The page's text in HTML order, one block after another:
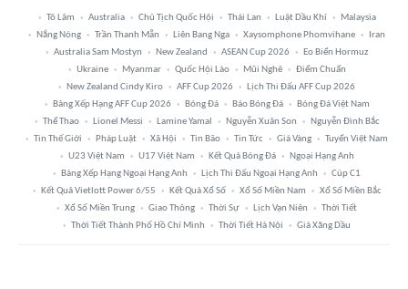
Tô Lâm Australia Chủ Tịch Quốc Hội Thái Lan Luật Dầu Khí
Malaysia
Nắng Nóng
Trần Thanh Mẫn Liên Bang Nga Xaysomphone Phomvihane
Iran
Australia Sam Mostyn
New Zealand ASEAN Cup 2026
Eo Biển Hormuz
Ukraine
Myanmar Quốc Hội Lào Mũi Nghê
Điểm Chuẩn
New Zealand Cindy Kiro
AFF Cup 2026
Lịch Thi Đấu AFF Cup 2026
Bảng Xếp Hạng AFF Cup 2026
Bóng Đá Báo Bóng Đá
Bóng Đá Việt Nam
Thể Thao
Lionel Messi Lamine Yamal Nguyễn Xuân Son
Nguyễn Đình Bắc
Tin Thế Giới
Pháp Luật Xã Hội Tin Bão Tin Tức Giá Vàng
Tuyển Việt Nam
U23 Việt Nam
U17 Việt Nam Kết Quả Bóng Đá
Ngoại Hạng Anh
Bảng Xếp Hạng Ngoại Hạng Anh
Lịch Thi Đấu Ngoại Hạng Anh
Cúp C1
Kết Quả Vietlott Power 6/55
Kết Quả Xổ Số Xổ Số Miền Nam
Xổ Số Miền Bắc
Xổ Số Miền Trung
Giao Thông Thời Sự Lịch Vạn Niên
Thời Tiết
Thời Tiết Thành Phố Hồ Chí Minh
Thời Tiết Hà Nội Giá Xăng Dầu